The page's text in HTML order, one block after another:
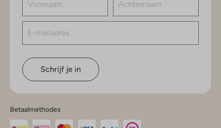
Schrijf je in
Betaalmethodes